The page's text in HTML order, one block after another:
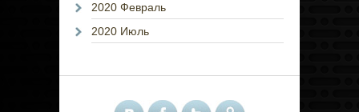
2020 Февраль
2020 Июль